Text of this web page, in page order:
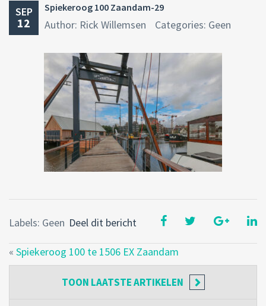
SEP
12
Spiekeroog 100 Zaandam-29
Author: Rick Willemsen Categories: Geen
Deel dit bericht
Labels: Geen
« Spiekeroog 100 te 1506 EX Zaandam
TOON LAATSTE ARTIKELEN